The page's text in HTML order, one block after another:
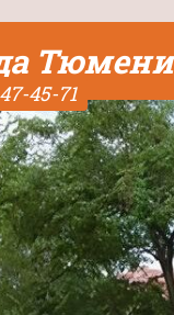
Тюмени
45-71